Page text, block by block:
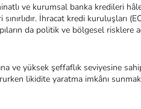
ve kurumsal banka kredileri
İhracat kredi kuruluşları
da politik ve bölgesel risklere
ve yüksek şeffaflık seviyesine
likidite yaratma imkânı